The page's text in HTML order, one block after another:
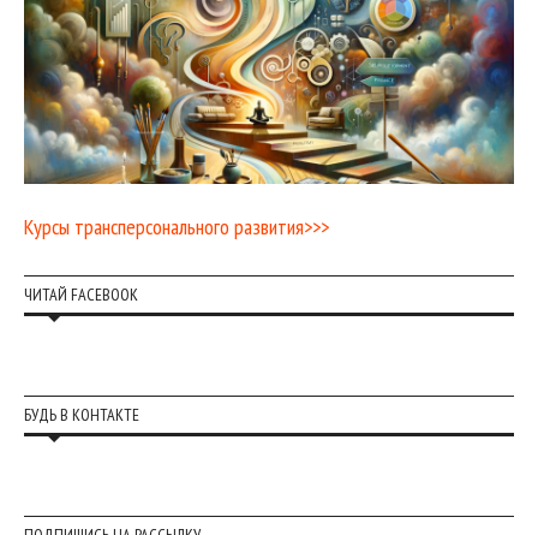
Курсы трансперсонального развития>>>
ЧИТАЙ FACEBOOK
БУДЬ В КОНТАКТЕ